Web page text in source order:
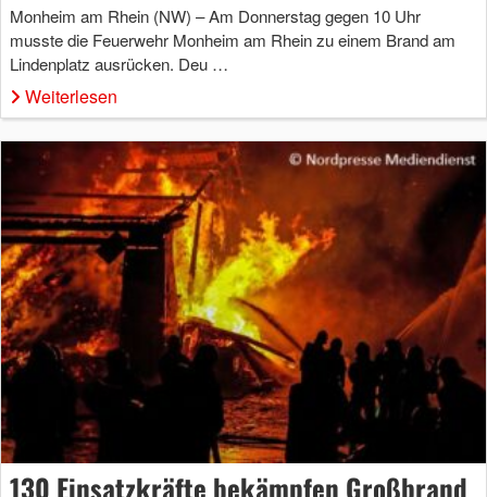
Monheim am Rhein (NW) – Am Donnerstag gegen 10 Uhr
musste die Feuerwehr Monheim am Rhein zu einem Brand am
Lindenplatz ausrücken. Deu …
Weiterlesen
130 Einsatzkräfte bekämpfen Großbrand